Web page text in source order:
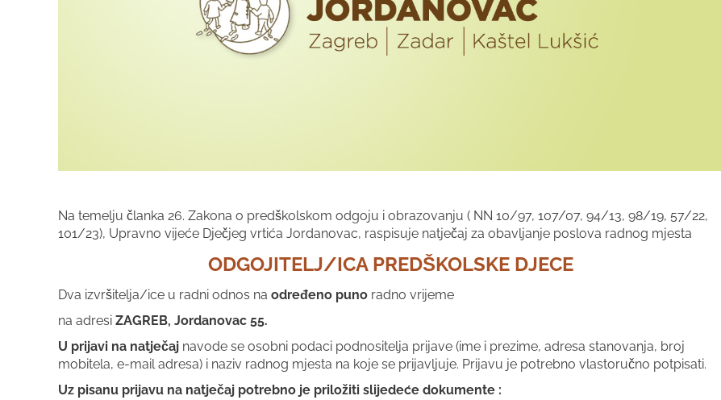
Na temelju članka 26. Zakona o predškolskom odgoju i obrazovanju ( NN 10/97, 107/07, 94/13, 98/19, 57/22,
101/23), Upravno vijeće Dječjeg vrtića Jordanovac, raspisuje natječaj za obavljanje poslova radnog mjesta
ODGOJITELJ/ICA PREDŠKOLSKE DJECE
Dva izvršitelja/ice u radni odnos na određeno puno radno vrijeme
na adresi ZAGREB, Jordanovac 55.
U prijavi na natječaj navode se osobni podaci podnositelja prijave (ime i prezime, adresa stanovanja, broj
mobitela, e-mail adresa) i naziv radnog mjesta na koje se prijavljuje. Prijavu je potrebno vlastoručno potpisati.
Uz pisanu prijavu na natječaj potrebno je priložiti slijedeće dokumente :